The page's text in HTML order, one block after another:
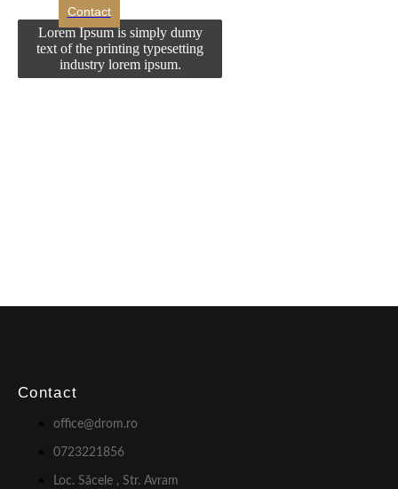
Contact
Lorem Ipsum is simply dumy
text of the printing typesetting
industry lorem ipsum.
Contact
office@drom.ro
0723221856
Loc. Săcele , Str. Avram